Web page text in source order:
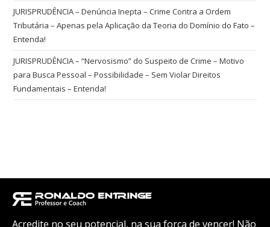
JURISPRUDÊNCIA – Denúncia Inepta – Crime Contra a Ordem
Tributária – Apenas pela Aplicação da Teoria do Domínio do Fato –
Entenda!
JURISPRUDÊNCIA – “Nervosismo” do Suspeito de Crime – Motivo
para Busca Pessoal – Possibilidade – Sem Violar Direitos
Fundamentais – Entenda!
Acredite no seu potencial, na sua força de vencer! Não